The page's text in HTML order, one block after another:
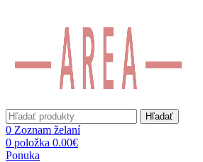
Hľadať
0 Zoznam želaní
0 položka 0.00€
Ponuka